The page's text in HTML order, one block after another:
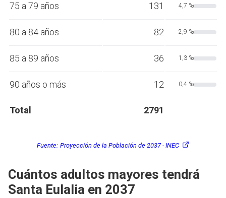
75 a 79 años 131 4,7 %
80 a 84 años 82 2,9 %
85 a 89 años 36 1,3 %
90 años o más 12 0,4 %
Total 2791
Fuente: Proyección de la Población de 2037 - INEC
Cuántos adultos mayores tendrá
Santa Eulalia en 2037